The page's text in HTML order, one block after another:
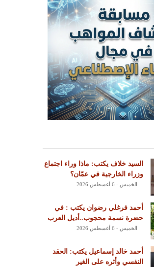
السيد خلاف يكتب: ماذا وراء اجتماع
وزراء الخارجية في عمّان؟
الخميس - 6 أغسطس 2026
أحمد فرغلي رضوان يكتب : في
حضرة نسمة محجوب..أديل العرب
الخميس - 6 أغسطس 2026
أحمد خالد إسماعيل يكتب: الحقد
النفسي وأثره على الغير